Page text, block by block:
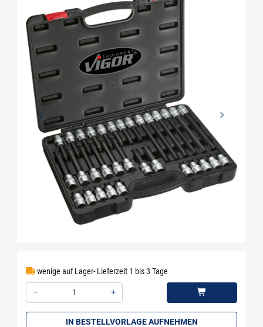
wenige auf Lager- Lieferzeit 1 bis 3 Tage
–
+
IN BESTELLVORLAGE AUFNEHMEN